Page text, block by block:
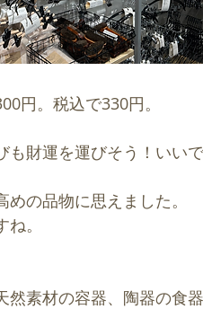
円。税込で330円。
も財運を運びそう！いい
めの品物に思えました。
。
然素材の容器、陶器の食